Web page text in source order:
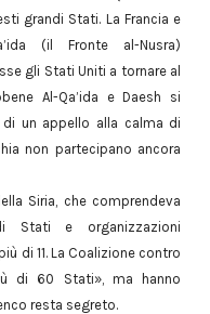
grandi Stati. La Francia e
(il Fronte al-Nusra)
gli Stati Uniti a tornare al
Al-Qa’ida e Daesh si
un appello alla calma di
non partecipano ancora
Siria, che comprendeva
Stati e organizzazioni
di 11. La Coalizione contro
di 60 Stati», ma hanno
resta segreto.